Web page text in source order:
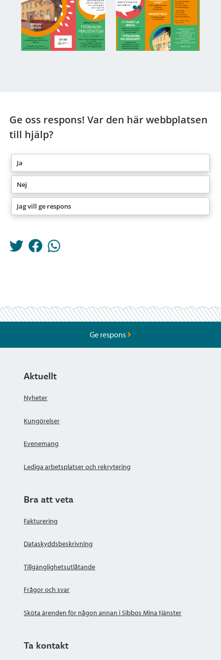
Ge oss respons! Var den här webbplatsen
till hjälp?
Ja
Nej
Jag vill ge respons
Ge respons
Aktuellt
Nyheter
Kungörelser
Evenemang
Lediga arbetsplatser och rekrytering
Bra att veta
Fakturering
Dataskyddsbeskrivning
Tillgänglighetsutlåtande
Frågor och svar
Sköta ärenden för någon annan i Sibbos Mina tjänster
Ta kontakt